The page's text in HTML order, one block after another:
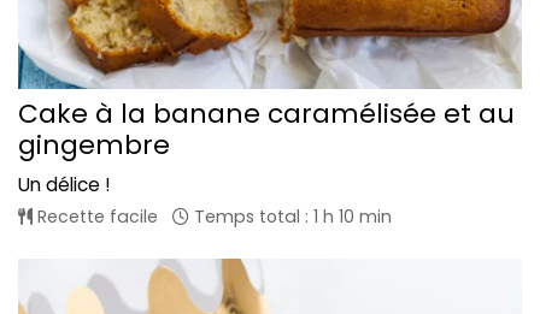
Cake à la banane caramélisée et au
gingembre
Un délice !
Recette facile Temps total : 1 h 10 min